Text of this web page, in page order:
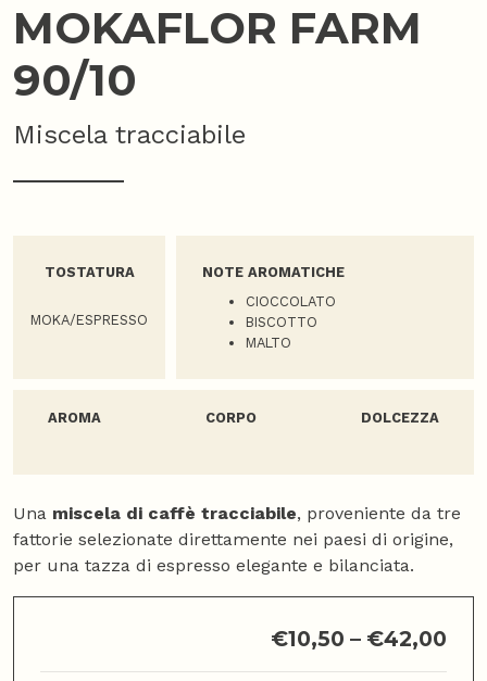
MOKAFLOR FARM
90/10
Miscela tracciabile
TOSTATURA
MOKA/ESPRESSO
NOTE AROMATICHE
CIOCCOLATO
BISCOTTO
MALTO
AROMA CORPO DOLCEZZA
Una miscela di caffè tracciabile, proveniente da tre
fattorie selezionate direttamente nei paesi di origine,
per una tazza di espresso elegante e bilanciata.
€10,50 – €42,00